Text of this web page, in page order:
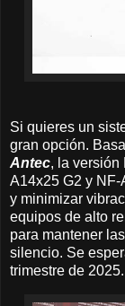
Si quieres un
gran opción.
Antec, la versión
A14x25 G2 y
y minimizar
equipos de alto
para mantener
silencio. Se
trimestre de 2025.